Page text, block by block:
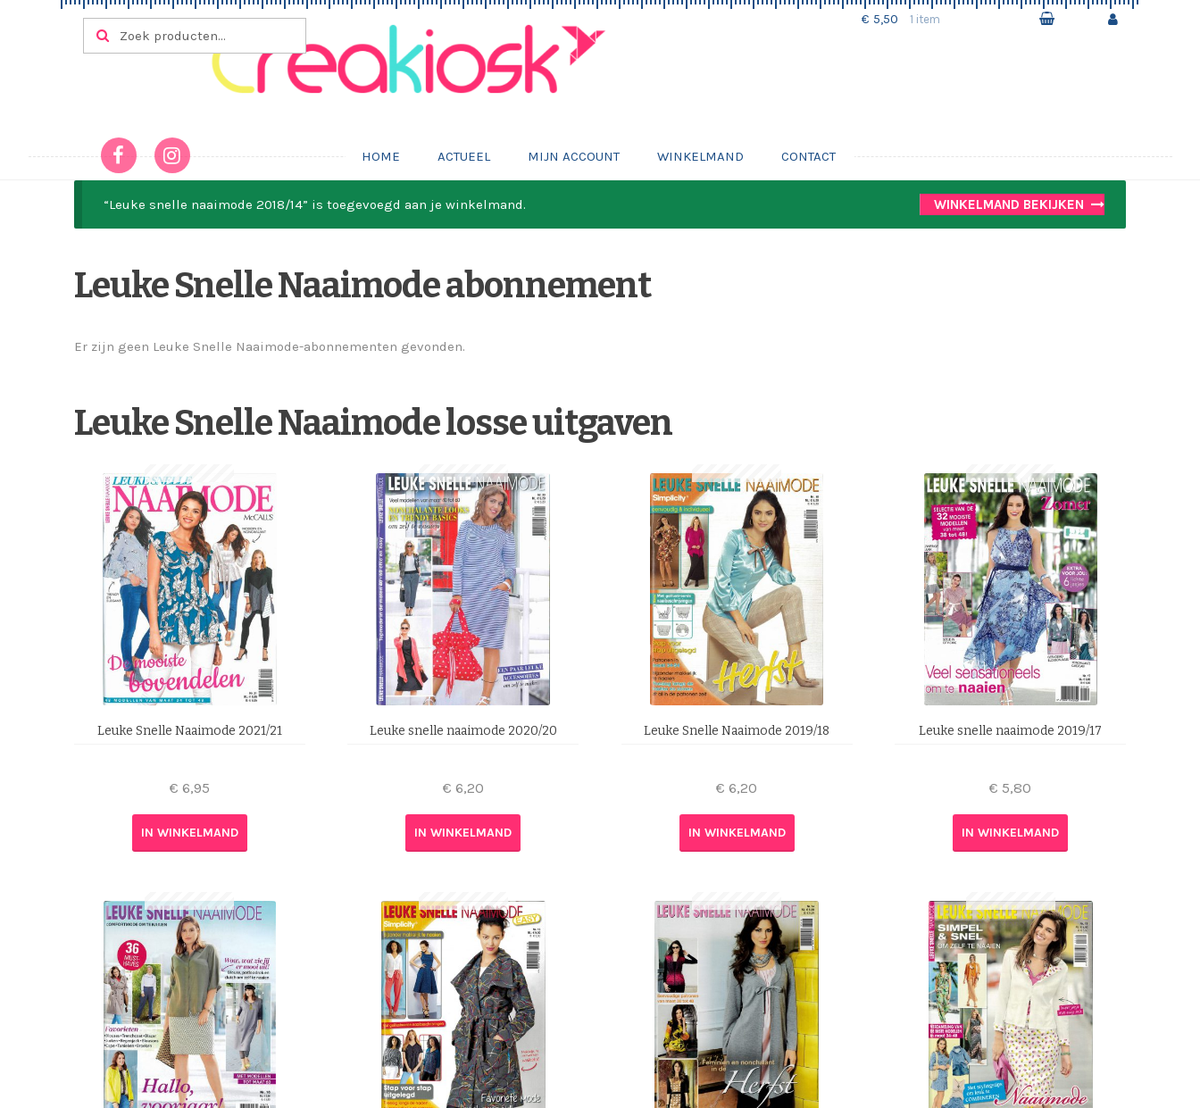
Ga door naar navigatie
Ga naar de inhoud
Zoeken naar:
ZOEKEN
€ 5,50 1 item
HOME ACTUEEL MIJN ACCOUNT WINKELMAND CONTACT
WINKELMAND BEKIJKEN
“Leuke snelle naaimode 2018/14” is toegevoegd aan je winkelmand.
Leuke Snelle Naaimode abonnement
Er zijn geen Leuke Snelle Naaimode-abonnementen gevonden.
Leuke Snelle Naaimode losse uitgaven
Leuke Snelle Naaimode 2021/21
€ 6,95
IN WINKELMAND
Leuke snelle naaimode 2020/20
€ 6,20
IN WINKELMAND
Leuke Snelle Naaimode 2019/18
€ 6,20
IN WINKELMAND
Leuke snelle naaimode 2019/17
€ 5,80
IN WINKELMAND